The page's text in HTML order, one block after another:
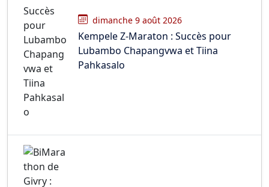
dimanche 9 août 2026
Kempele Z-Maraton : Succès pour
Lubambo Chapangvwa et Tiina
Pahkasalo